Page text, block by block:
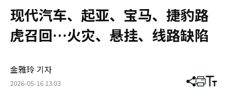
现代汽车、起亚、宝马、捷豹路
虎召回…火灾、悬挂、线路缺陷
金雅玲 기자
2026-05-16 13:03 分 打 调